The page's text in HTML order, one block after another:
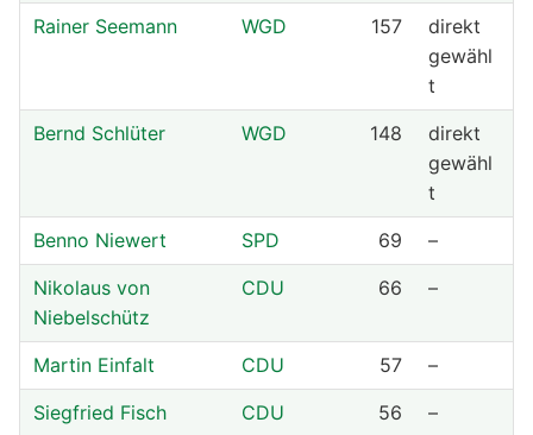
Rainer Seemann WGD 157
direkt
gewähl
t
Bernd Schlüter
WGD 148
direkt
gewähl
t
Benno Niewert
SPD 69
–
Nikolaus von
Niebelschütz
CDU 66 –
Martin Einfalt CDU 57
–
Siegfried Fisch
CDU 56
–